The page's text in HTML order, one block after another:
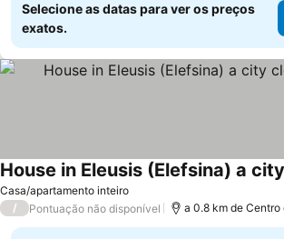
Selecione as datas para ver os preços
exatos.
Casa/apartamento inteiro
Ver preços
/ Pontuação não disponível a 0.8 km de Centro